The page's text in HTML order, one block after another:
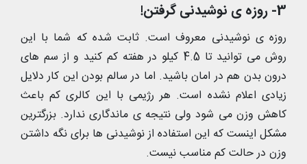
3- روزه ی نوشیدنی گرفتن!
روزه ی نوشیدنی معروف است. ثابت شده که شما با این
روش می توانید تا 4.5 کیلو در هفته کم کنید و از سم های
درون بدن هم در امان باشید. اما در سالم بودن این کار دلایل
زیادی اعلام نشده است. هر رژیمی با این کالری کم باعث
کاهش وزن می شود ولی نتیجه ی ماندگاری ندارد. بزرگترین
مشکل اینست که این استفاده از نوشیدنی ها برای نگه داشتن
وزن در حالت کم مناسب نیست.